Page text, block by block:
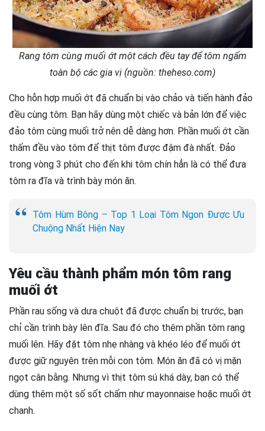
Rang tôm cùng muối ớt một cách đều tay để tôm ngấm
toàn bộ các gia vị (nguồn: theheso.com)
Cho hỗn hợp muối ớt đã chuẩn bị vào chảo và tiến hành đảo
đều cùng tôm. Bạn hãy dùng một chiếc và bản lớn để việc
đảo tôm cùng muối trở nên dễ dàng hơn. Phần muối ớt cần
thấm đều vào tôm để thịt tôm được đậm đà nhất. Đảo
trong vòng 3 phút cho đến khi tôm chín hẳn là có thể đưa
tôm ra đĩa và trình bày món ăn.
Tôm Hùm Bông – Top 1 Loại Tôm Ngon Được Ưu
Chuộng Nhất Hiện Nay
Yêu cầu thành phẩm món tôm rang
muối ớt
Phần rau sống và dưa chuột đã được chuẩn bị trước, bạn
chỉ cần trình bày lên đĩa. Sau đó cho thêm phần tôm rang
muối lên. Hãy đặt tôm nhẹ nhàng và khéo léo để muối ớt
được giữ nguyên trên mỗi con tôm. Món ăn đã có vị mặn
ngọt cân bằng. Nhưng vì thịt tôm sú khá dày, bạn có thể
dùng thêm một số sốt chấm như mayonnaise hoặc muối ớt
chanh.